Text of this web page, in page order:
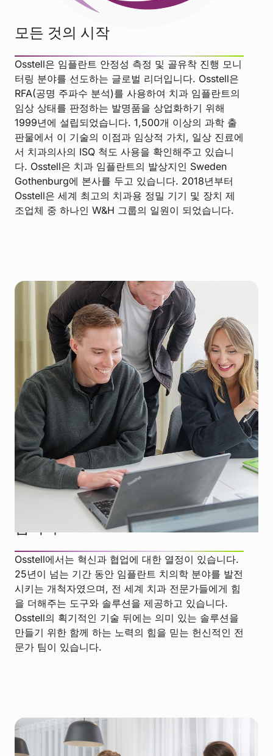
모든 것의 시작
Osstell은 임플란트 안정성 측정 및 골유착 진행 모니
터링 분야를 선도하는 글로벌 리더입니다. Osstell은
RFA(공명 주파수 분석)를 사용하여 치과 임플란트의
임상 상태를 판정하는 발명품을 상업화하기 위해
1999년에 설립되었습니다. 1,500개 이상의 과학 출
판물에서 이 기술의 이점과 임상적 가치, 일상 진료에
서 치과의사의 ISQ 척도 사용을 확인해주고 있습니
다. Osstell은 치과 임플란트의 발상지인 Sweden
Gothenburg에 본사를 두고 있습니다. 2018년부터
Osstell은 세계 최고의 치과용 정밀 기기 및 장치 제
조업체 중 하나인 W&H 그룹의 일원이 되었습니다.
혁신의 숨은 주역인 팀을 만나보세요
협업을 원동력 삼아 혁신으로 나아
Osstell에서는 혁신과 협업에 대한 열정이 있습니다.
25년이 넘는 기간 동안 임플란트 치의학 분야를 발전
시키는 개척자였으며, 전 세계 치과 전문가들에게 힘
을 더해주는 도구와 솔루션을 제공하고 있습니다.
Osstell의 획기적인 기술 뒤에는 의미 있는 솔루션을
만들기 위한 함께 하는 노력의 힘을 믿는 헌신적인 전
문가 팀이 있습니다.